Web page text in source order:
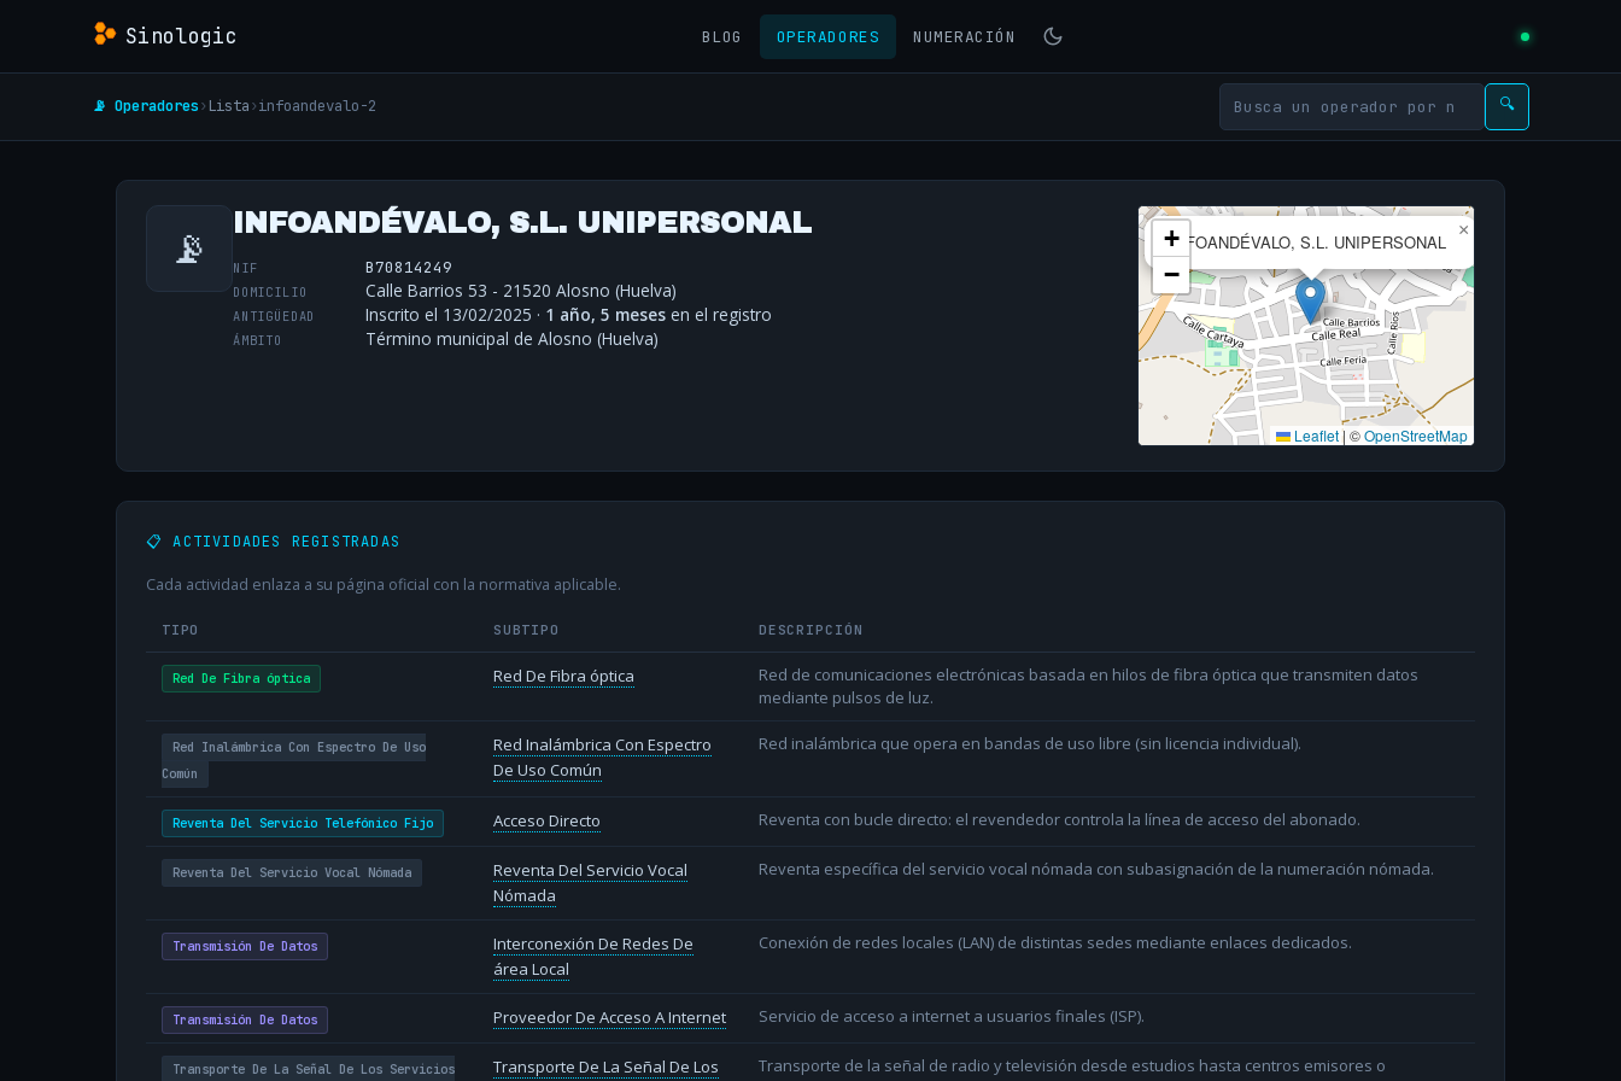
Sinologic BLOG OPERADORES NUMERACIÓN
📡 Operadores› Lista›infoandevalo-2 🔍
📡 INFOANDÉVALO, S.L. UNIPERSONAL
NIF B70814249
DOMICILIO Calle Barrios 53 - 21520 Alosno (Huelva)
ANTIGÜEDAD Inscrito el 13/02/2025 · 1 año, 5 meses en el registro
ÁMBITO Término municipal de Alosno (Huelva)
INFOANDÉVALO, S.L. UNIPERSONAL
×
+
−
Leaflet| ©OpenStreetMap
📋 ACTIVIDADES REGISTRADAS
Cada actividad enlaza a su página oficial con la normativa aplicable.
TIPO SUBTIPO DESCRIPCIÓN
Red De Fibra óptica Red De Fibra óptica
Red de comunicaciones electrónicas basada en hilos de fibra óptica que transmiten datos
mediante pulsos de luz.
Red Inalámbrica Con Espectro De Uso
Común
Red Inalámbrica Con Espectro
De Uso Común
Red inalámbrica que opera en bandas de uso libre (sin licencia individual).
Reventa Del Servicio Telefónico Fijo Acceso Directo Reventa con bucle directo: el revendedor controla la línea de acceso del abonado.
Reventa Del Servicio Vocal Nómada
Reventa Del Servicio Vocal
Nómada
Reventa específica del servicio vocal nómada con subasignación de la numeración nómada.
Transmisión De Datos
Interconexión De Redes De
área Local
Conexión de redes locales (LAN) de distintas sedes mediante enlaces dedicados.
Transmisión De Datos Proveedor De Acceso A Internet Servicio de acceso a internet a usuarios finales (ISP).
Transporte De La Señal De Los Servicios Transporte De La Señal De Los
Transporte de la señal de radio y televisión desde estudios hasta centros emisores o